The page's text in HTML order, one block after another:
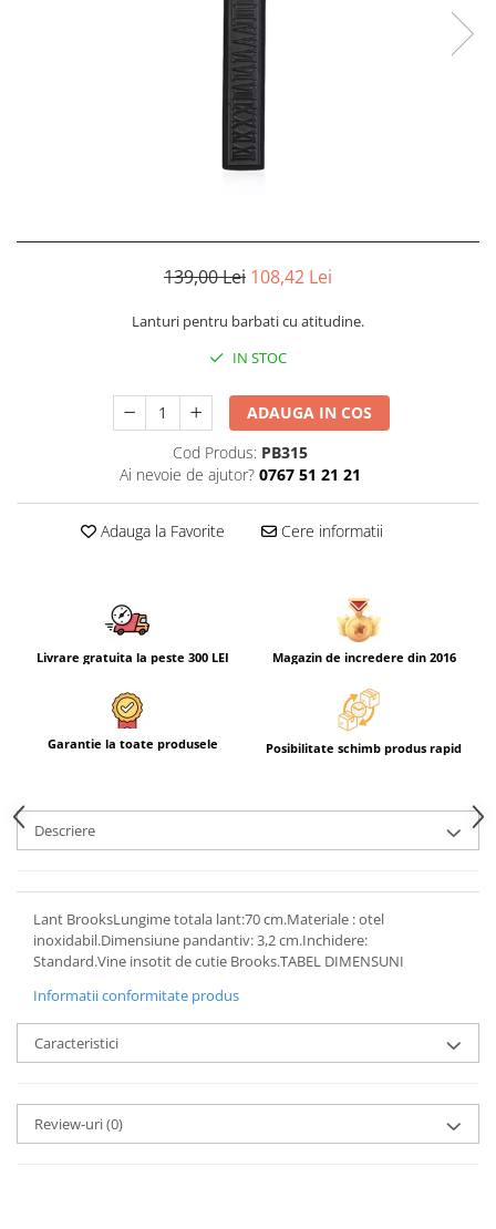
139,00 Lei 108,42 Lei
Lanturi pentru barbati cu atitudine.
IN STOC
ADAUGA IN COS
Cod Produs: PB315
Ai nevoie de ajutor? 0767 51 21 21
Adauga la Favorite Cere informatii
Livrare gratuita la peste 300 LEI Magazin de incredere din 2016
Garantie la toate produsele Posibilitate schimb produs rapid
Descriere
Lant BrooksLungime totala lant:70 cm.Materiale : otel
inoxidabil.Dimensiune pandantiv: 3,2 cm.Inchidere:
Standard.Vine insotit de cutie Brooks.TABEL DIMENSUNI
Informatii conformitate produs
Caracteristici
Review-uri(0)